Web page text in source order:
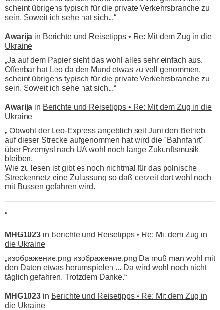
scheint übrigens typisch für die private Verkehrsbranche zu
sein. Soweit ich sehe hat sich...“
Awarija in Berichte und Reisetipps • Re: Mit dem Zug in die
Ukraine
„Ja auf dem Papier sieht das wohl alles sehr einfach aus.
Offenbar hat Leo da den Mund etwas zu voll genommen,
scheint übrigens typisch für die private Verkehrsbranche zu
sein. Soweit ich sehe hat sich...“
Awarija in Berichte und Reisetipps • Re: Mit dem Zug in die
Ukraine
„ Obwohl der Leo-Express angeblich seit Juni den Betrieb
auf dieser Strecke aufgenommen hat wird die "Bahnfahrt"
über Przemysl nach UA wohl noch lange Zukunftsmusik
bleiben.
Wie zu lesen ist gibt es noch nichtmal für das polnische
Streckennetz eine Zulassung so daß derzeit dort wohl noch
mit Bussen gefahren wird.
“
MHG1023 in Berichte und Reisetipps • Re: Mit dem Zug in
die Ukraine
„изображение.png изображение.png Da muß man wohl mit
den Daten etwas herumspielen ... Da wird wohl noch nicht
täglich gefahren. Trotzdem Danke.“
MHG1023 in Berichte und Reisetipps • Re: Mit dem Zug in
die Ukraine